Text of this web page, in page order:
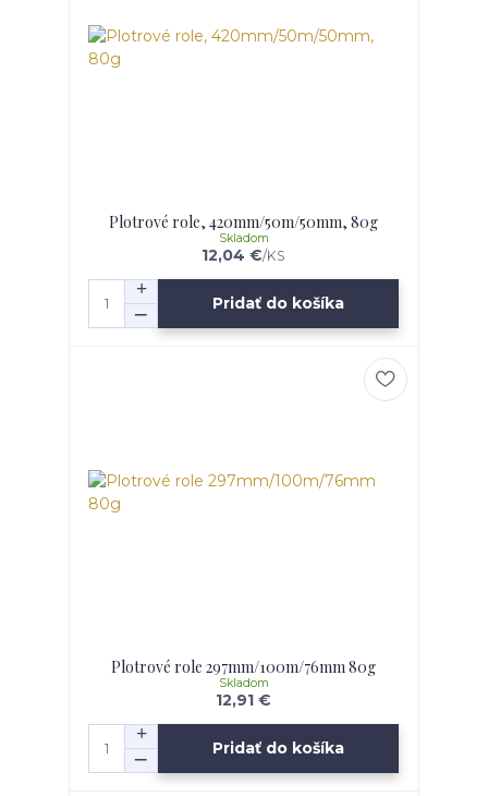
Plotrové role, 420mm/50m/50mm, 80g
12,04 €/KS
Skladom
Pridať do košíka
Plotrové role 297mm/100m/76mm 80g
12,91 €
Skladom
Pridať do košíka